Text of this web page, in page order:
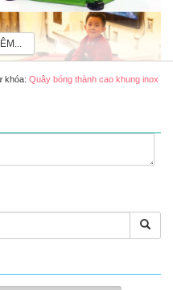
inox cho bé
khung inox có tốt
Hỗ trợ bảo vệ cho các bé
khóa: Quây bóng thành cao khung inox